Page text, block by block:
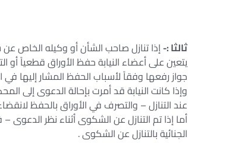
ثالثا :-إذا تنازل صاحب الشأن أو وكيله الخاص
يتعين على أعضاء النيابة حفظ الأوراق قطعياً أو
جواز رفعها وفقاً لأسباب الحفظ المشار إليها في المادة رقم 805 من التعليمات القضائية
وإذا كانت النيابة قد أمرت بإحالة الدعوى إلى
عند التنازل – والتصرف في الأوراق بالحفظ
أما إذا تم التنازل عن الشكوى أثناء نظر
الجنائية بالتنازل عن الشكوى .